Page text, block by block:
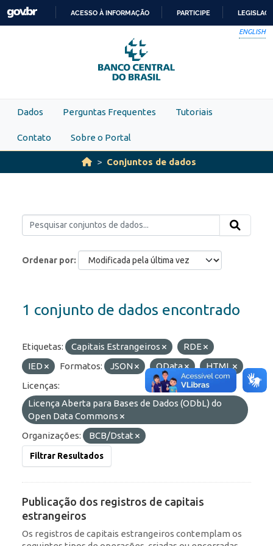
Skip to main content
PARA
O
CONTEÚDO
ACESSO À INFORMAÇÃO PARTICIPE
ENGLISH
Dados Perguntas Frequentes Tutoriais
Contato Sobre o Portal
Conjuntos de dados
Ordenar por
1 conjunto de dados encontrado
Etiquetas: Capitais Estrangeiros
RDE
IED
Formatos: JSON OData
HTML
Licenças:
Licença Aberta para Bases de Dados (ODbL) do
Open Data Commons
Organizações:
BCB/Dstat
Filtrar Resultados
Publicação dos registros de capitais
estrangeiros
Os registros de capitais estrangeiros contemplam os